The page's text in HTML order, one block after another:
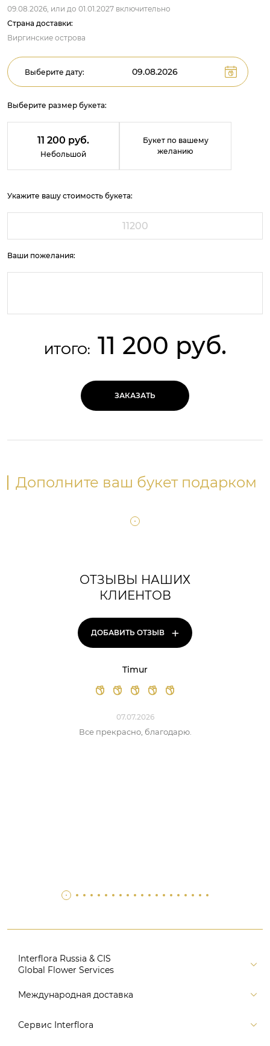
09.08.2026, или до 01.01.2027 включительно
Страна доставки:
Виргинские острова
Выберите дату:
Выберите размер букета:
11 200 руб.
Небольшой
Букет по вашему
желанию
Укажите вашу стоимость букета:
Ваши пожелания:
ИТОГО: 11 200 руб.
ЗАКАЗАТЬ
Дополните ваш букет подарком
ОТЗЫВЫ НАШИХ
КЛИЕНТОВ
ДОБАВИТЬ ОТЗЫВ +
Timur
07.07.2026
Все прекрасно, благодарю.
Interflora Russia & CIS
Global Flower Services
Версия для печати
Поиск
Международная доставка
Россия
Сервис Interflora